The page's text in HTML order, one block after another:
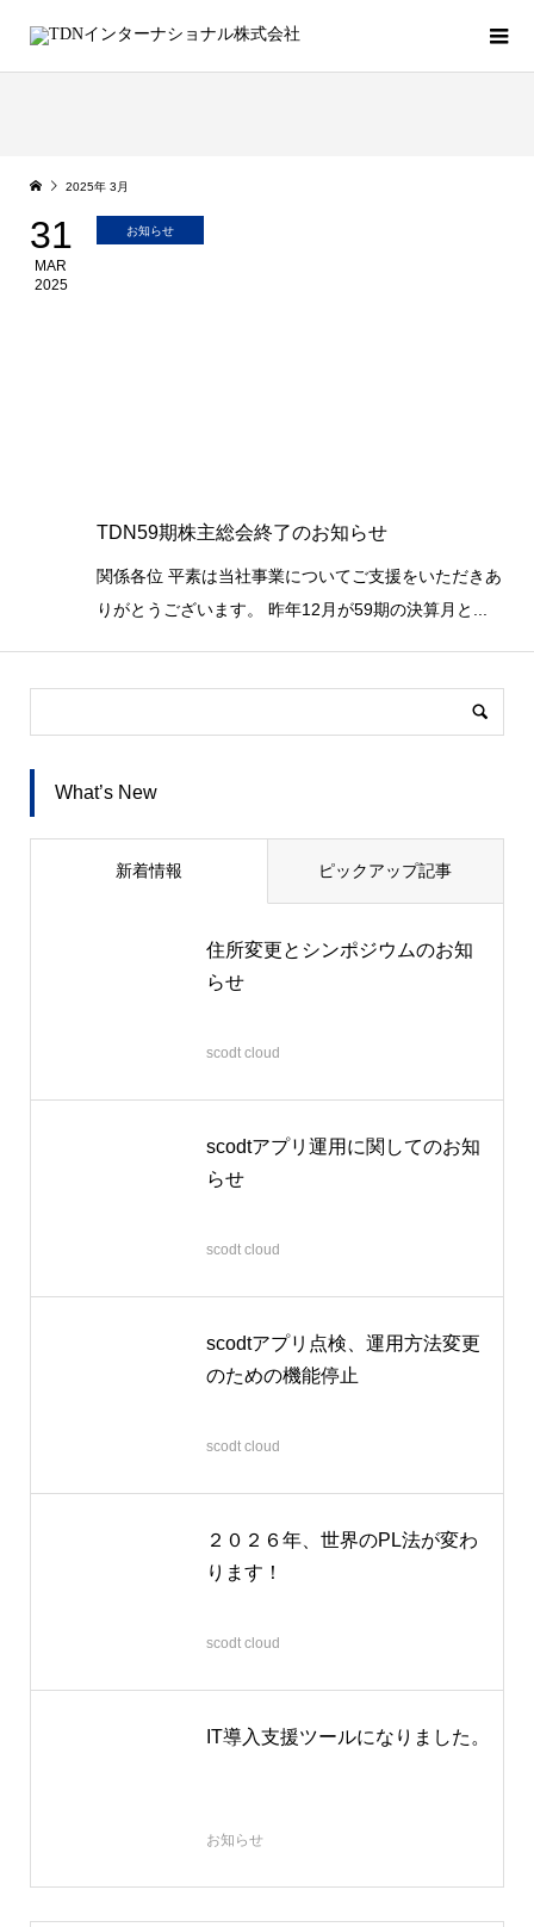
2025年 3月
31
MAR
2025
お知らせ
TDN59期株主総会終了のお知らせ
関係各位 平素は当社事業についてご支援をいただきあ
りがとうございます。 昨年12月が59期の決算月と...
What’s New
新着情報 ピックアップ記事
住所変更とシンポジウムのお知
らせ
scodt cloud
scodtアプリ運用に関してのお知
らせ
scodt cloud
scodtアプリ点検、運用方法変更
のための機能停止
scodt cloud
２０２６年、世界のPL法が変わ
ります！
scodt cloud
IT導入支援ツールになりました。
お知らせ